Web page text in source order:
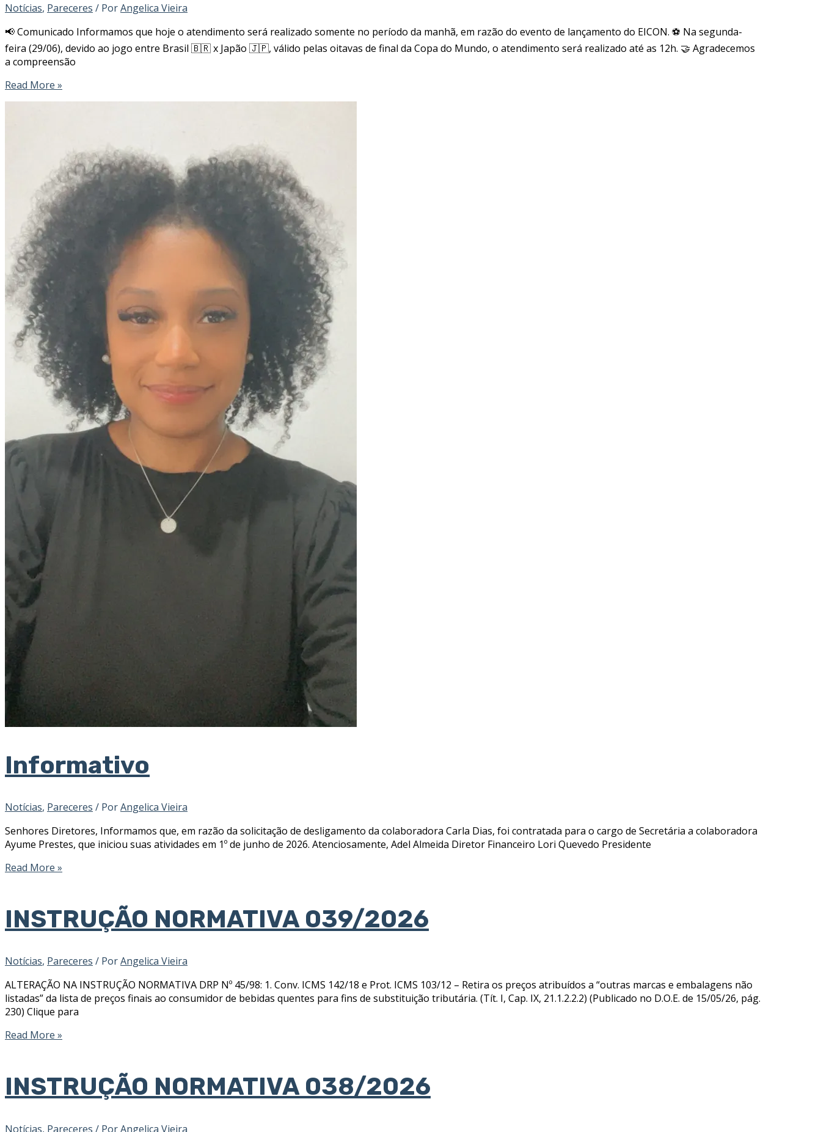
Notícias, Pareceres / PorAngelica Vieira
📢 Comunicado Informamos que hoje o atendimento será realizado somente no período da manhã, em razão do evento de lançamento do EICON. ⚽ Na segunda-
feira (29/06), devido ao jogo entre Brasil 🇧🇷 x Japão 🇯🇵, válido pelas oitavas de final da Copa do Mundo, o atendimento será realizado até as 12h. 🤝 Agradecemos
a compreensão
Read More »
Informativo
Notícias, Pareceres / PorAngelica Vieira
Senhores Diretores, Informamos que, em razão da solicitação de desligamento da colaboradora Carla Dias, foi contratada para o cargo de Secretária a colaboradora
Ayume Prestes, que iniciou suas atividades em 1º de junho de 2026. Atenciosamente, Adel Almeida Diretor Financeiro Lori Quevedo Presidente
Read More »
INSTRUÇÃO NORMATIVA 039/2026
Notícias, Pareceres / PorAngelica Vieira
ALTERAÇÃO NA INSTRUÇÃO NORMATIVA DRP Nº 45/98: 1. Conv. ICMS 142/18 e Prot. ICMS 103/12 – Retira os preços atribuídos a “outras marcas e embalagens não
listadas” da lista de preços finais ao consumidor de bebidas quentes para fins de substituição tributária. (Tít. I, Cap. IX, 21.1.2.2.2) (Publicado no D.O.E. de 15/05/26, pág.
230) Clique para
Read More »
INSTRUÇÃO NORMATIVA 038/2026
Notícias, Pareceres / PorAngelica Vieira